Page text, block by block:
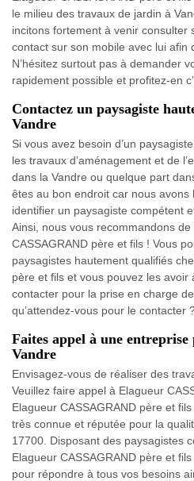
le milieu des travaux de jardin à
incitons fortement à venir consulter
contact sur son mobile avec lui afin
N’hésitez surtout pas à demander
rapidement possible et profitez-en
Contactez un paysagiste
Vandre
Si vous avez besoin d’un
les travaux d’aménagement et de
dans la Vandre ou quelque part
êtes au bon endroit car nous avons
identifier un paysagiste compétent
Ainsi, nous vous recommandons
CASSAGRAND père et fils ! Vous
paysagistes hautement qualifiés
père et fils et vous pouvez les avoir
contacter pour la prise en charge
qu’attendez-vous pour le contacter
Faites appel à une entreprise
Vandre
Envisagez-vous de réaliser des
Veuillez faire appel à Elagueur
Elagueur CASSAGRAND père et
très connue et réputée pour la
17700. Disposant des paysagistes
Elagueur CASSAGRAND père et
pour répondre à tous vos besoins